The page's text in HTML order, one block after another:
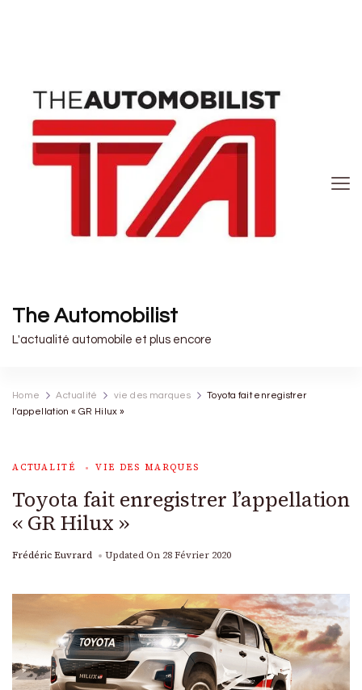
The Automobilist
L'actualité automobile et plus encore
Home Actualité vie des marques
Toyota fait enregistrer
l’appellation « GR Hilux »
ACTUALITÉ VIE DES MARQUES
Toyota fait enregistrer l’appellation
« GR Hilux »
Frédéric Euvrard Updated On 28 Février 2020